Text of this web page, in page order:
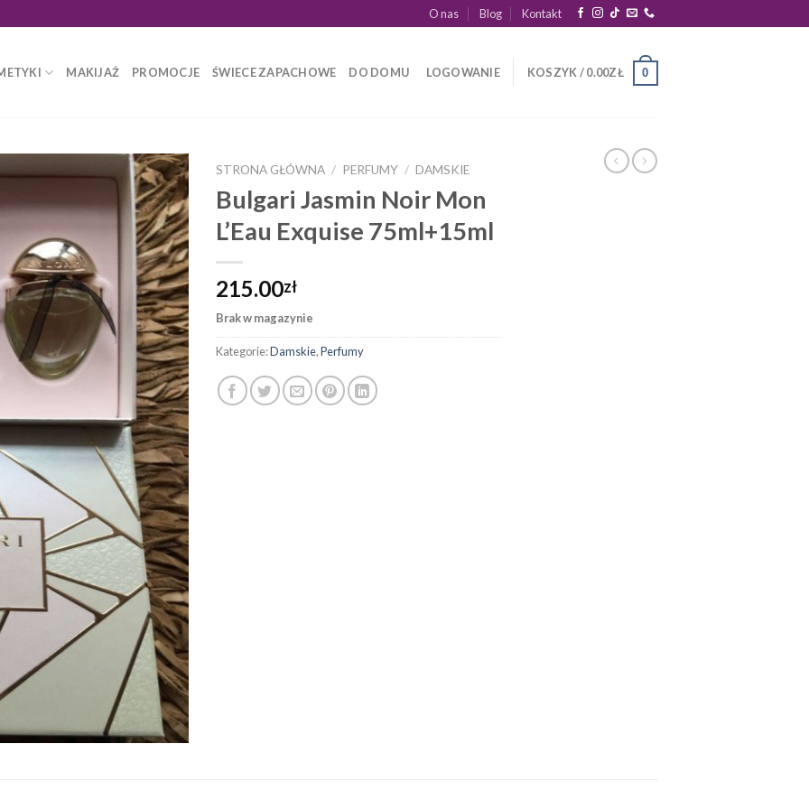
O nas Blog Kontakt
MAKIJAŻ PROMOCJE ŚWIECE ZAPACHOWE DO DOMU LOGOWANIE KOSZYK /0.00ZŁ 0
STRONA GŁÓWNA / PERFUMY / DAMSKIE
Bulgari Jasmin Noir Mon
L’Eau Exquise 75ml+15ml
215.00zł
Brak w magazynie
Kategorie:Damskie,Perfumy